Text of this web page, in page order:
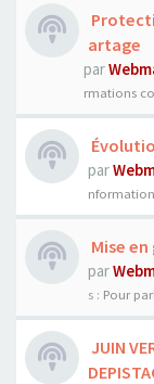
artage
par
rmations
par
Mise
par
s : Pour
JUIN